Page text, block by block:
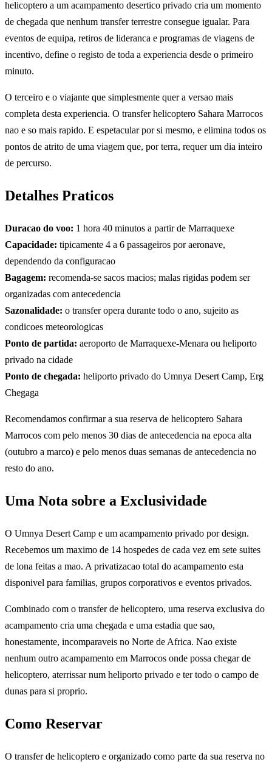
helicoptero a um acampamento desertico privado cria um momento
de chegada que nenhum transfer terrestre consegue igualar. Para
eventos de equipa, retiros de lideranca e programas de viagens de
incentivo, define o registo de toda a experiencia desde o primeiro
minuto.
O terceiro e o viajante que simplesmente quer a versao mais
completa desta experiencia. O transfer helicoptero Sahara Marrocos
nao e so mais rapido. E espetacular por si mesmo, e elimina todos os
pontos de atrito de uma viagem que, por terra, requer um dia inteiro
de percurso.
Detalhes Praticos
Duracao do voo: 1 hora 40 minutos a partir de Marraquexe
Capacidade: tipicamente 4 a 6 passageiros por aeronave,
dependendo da configuracao
Bagagem: recomenda-se sacos macios; malas rigidas podem ser
organizadas com antecedencia
Sazonalidade: o transfer opera durante todo o ano, sujeito as
condicoes meteorologicas
Ponto de partida: aeroporto de Marraquexe-Menara ou heliporto
privado na cidade
Ponto de chegada: heliporto privado do Umnya Desert Camp, Erg
Chegaga
Recomendamos confirmar a sua reserva de helicoptero Sahara
Marrocos com pelo menos 30 dias de antecedencia na epoca alta
(outubro a marco) e pelo menos duas semanas de antecedencia no
resto do ano.
Uma Nota sobre a Exclusividade
O Umnya Desert Camp e um acampamento privado por design.
Recebemos um maximo de 14 hospedes de cada vez em sete suites
de lona feitas a mao. A privatizacao total do acampamento esta
disponivel para familias, grupos corporativos e eventos privados.
Combinado com o transfer de helicoptero, uma reserva exclusiva do
acampamento cria uma chegada e uma estadia que sao,
honestamente, incomparaveis no Norte de Africa. Nao existe
nenhum outro acampamento em Marrocos onde possa chegar de
helicoptero, aterrissar num heliporto privado e ter todo o campo de
dunas para si proprio.
Como Reservar
O transfer de helicoptero e organizado como parte da sua reserva no